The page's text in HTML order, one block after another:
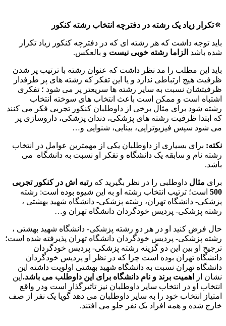
🔅تکرار زیاد یک رشته در دفترچه انتخاب رشته کنکور
باید توجه داشت که هر رشته ای که در دفترچه کنکور زیاد تکرار
شده باشد الزاما رشته خوبی نیست و بالعکس.
باید این مطلب را مد نظر داشت که عنوان رشته با ترتیب پر شدن
ظرفیت هیچ ارتباطی ندارد و یا این تفکر که رشته های پر طرفدار
ظرفیتشان نسبت به سایر رشته ها سریعتر پر می شود ؛ تفکری
اشتباه است و ممکن است باعث انتخاب های سوخته انتخاب
رشته شود برای مثال برخی از داوطلبان کنکور تجربی فکر می کنند
که ابتدا ظرفیت رشته های پزشکی، دندان پزشکی، داروسازی پر
می شود سپس فیزیوتراپی، بینایی، شنوایی و…
نکته: برای بسیاری از داوطلبان یکی از مهمترین عوامل در انتخاب
رشته نام و سابقه یک دانشگاه و تفکر او نسبت به دانشگاه می
باشد.
برای مثال داوطلبی را در نظر بگیرید که رتبه اش در کنکور تجربی
500 است؛ ترتیب انتخاب رشته او به این شیوه بوده است: رشته
پزشکی- دانشگاه تهران، رشته پزشکی- دانشگاه شهید بهشتی ،
رشته پزشکی- پردیس خودگردان دانشگاه تهران و…
حال فرض کنید او در هر دو رشته پزشکی- دانشگاه شهید بهشتی ،
رشته پزشکی- پردیس خودگردان دانشگاه تهران پذیرفته شده است؛
ترجیح او بین این دو گزینه رشته پزشکی- پردیس خودگردان
دانشگاه تهران بوده است چرا که در نظر او پردیس خودگردان
دانشگاه تهران نسبت به دانشگاه شهید بهشتی اولویت داشته این
نشان از
اهمیت برند و نام دانشگاه برای این داوطلب می باشد. این
انتخاب او در انتخاب سایر داوطلبان نیز تاثیرگذار است ودر واقع
امتیاز انتخاب خود را به سایر داوطلبان می دهد گویا یک نفر از صف
خارج شده و همه افراد یک نفر جلو می افتند.